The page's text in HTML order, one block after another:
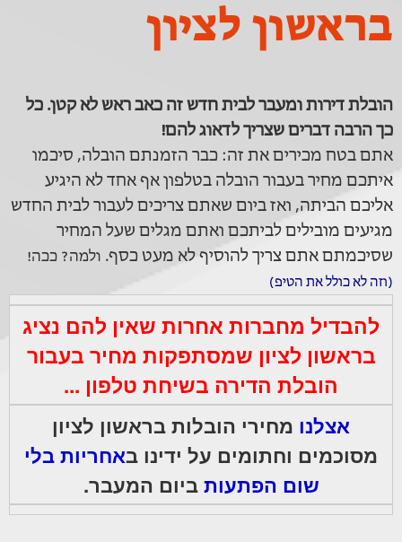
בראשון לציון
הובלת דירות ומעבר לבית חדש זה כאב ראש לא קטן. כל
כך הרבה דברים שצריך לדאוג להם!
אתם בטח מכירים את זה: כבר הזמנתם הובלה, סיכמו
איתכם מחיר בעבור הובלה בטלפון אף אחד לא היגיע
אליכם הביתה, ואז ביום שאתם צריכים לעבור לבית החדש
מגיעים מובילים לביתכם ואתם מגלים שעל המחיר
שסיכמתם אתם צריך להוסיף לא מעט כסף. ולמה? ככה!
(וזה לא כולל את הטיפ)
להבדיל מחברות אחרות שאין להם נציג
בראשון לציון שמסתפקות מחיר בעבור
הובלת הדירה בשיחת טלפון ...
אצלנו מחירי הובלות בראשון לציון
מסוכמים וחתומים על ידינו באחריות בלי
שום הפתעותביום המעבר.